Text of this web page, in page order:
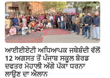
ਆਈਈਏਟੀ ਅਧਿਆਪਕ ਜਥੇਬੰਦੀ ਵੱਲੋਂ
12 ਅਗਸਤ ਤੋਂ ਪੰਜਾਬ ਸਕੂਲ ਬੋਰਡ
ਦਫਤਰ ਮੋਹਾਲੀ ਅੱਗੇ ਪੱਕਾ ਧਰਨਾ
ਲਾਉਣ ਦਾ ਐਲਾਨ